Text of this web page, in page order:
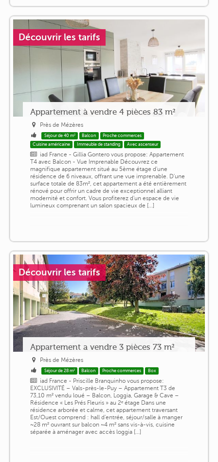
Découvrir les tarifs
Appartement à vendre 4 pièces 83 m²
Près de Mézères
Séjour de 40 m² Balcon
Proche commerces
Cuisine américaine
Immeuble de standing Avec ascenseur
iad France - Gillia Gontero vous propose: Appartement
T4 avec Balcon - Vue Imprenable Découvrez ce
magnifique appartement situé au 5ème étage d'une
résidence de 6 niveaux, offrant une vue imprenable. D'une
surface totale de 83m², cet appartement a été entièrement
rénové pour offrir un cadre de vie exceptionnel alliant
modernité et confort. Vous profiterez d'un espace de vie
lumineux comprenant un salon spacieux de [...]
Découvrir les tarifs
Appartement a vendre 3 pièces 73 m²
Près de Mézères
Séjour de 28 m² Balcon Proche commerces Box
iad France - Priscille Branquinho vous propose:
EXCLUSIVITÉ – Vals-près-le-Puy – Appartement T3 de
73,10 m² vendu loué – Balcon, Loggia, Garage & Cave –
Résidence « Les Prés Fleuris » au 2ᵉ étage Dans une
résidence arborée et calme, cet appartement traversant
Est/Ouest comprend : hall d'entrée, séjour/salle à manger
~28 m² ouvrant sur balcon ~4 m² sans vis-à-vis, cuisine
séparée à aménager avec accès loggia [...]